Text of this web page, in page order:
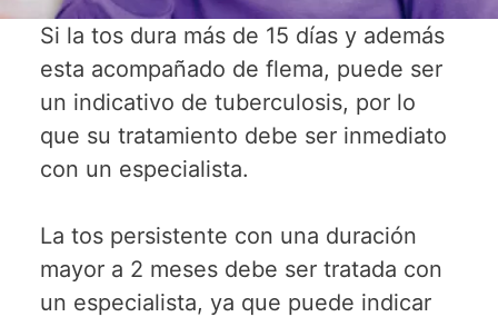
Si la tos dura más de 15 días y además
esta acompañado de flema, puede ser
un indicativo de tuberculosis, por lo
que su tratamiento debe ser inmediato
con un especialista.
La tos persistente con una duración
mayor a 2 meses debe ser tratada con
un especialista, ya que puede indicar